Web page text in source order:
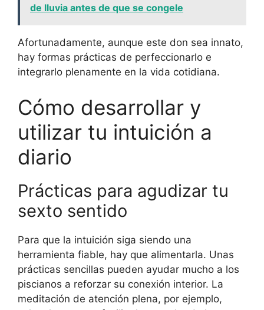
de lluvia antes de que se congele
Afortunadamente, aunque este don sea innato,
hay formas prácticas de perfeccionarlo e
integrarlo plenamente en la vida cotidiana.
Cómo desarrollar y
utilizar tu intuición a
diario
Prácticas para agudizar tu
sexto sentido
Para que la intuición siga siendo una
herramienta fiable, hay que alimentarla. Unas
prácticas sencillas pueden ayudar mucho a los
piscianos a reforzar su conexión interior. La
meditación de atención plena, por ejemplo,